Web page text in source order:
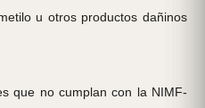
u otros productos dañinos
que no cumplan con la NIMF-